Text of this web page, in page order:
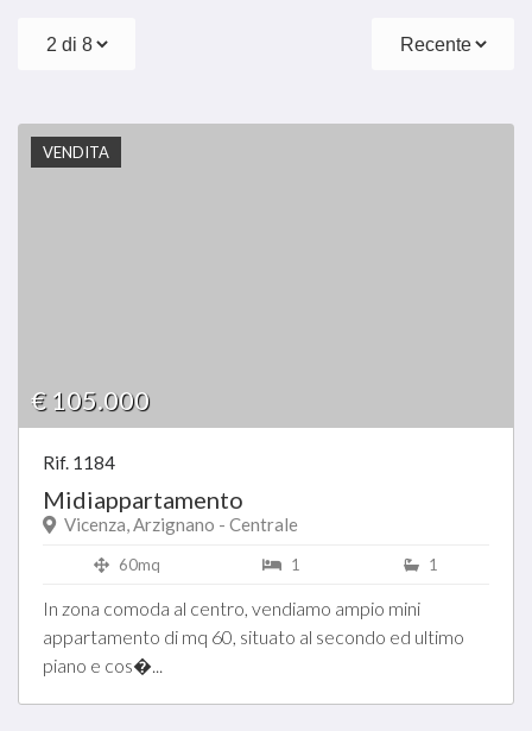
VENDITA
€ 105.000
Rif. 1184
Midiappartamento
Vicenza, Arzignano - Centrale
60mq 1 1
In zona comoda al centro, vendiamo ampio mini
appartamento di mq 60, situato al secondo ed ultimo
piano e cos�...